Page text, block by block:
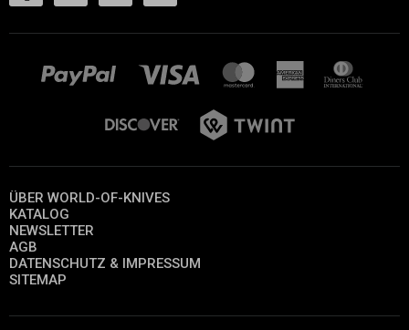
ÜBER WORLD-OF-KNIVES
KATALOG
NEWSLETTER
AGB
DATENSCHUTZ & IMPRESSUM
SITEMAP